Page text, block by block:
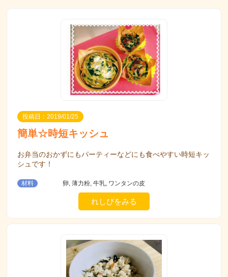
投稿日：2019/01/25
簡単☆時短キッシュ
お弁当のおかずにもパーティーなどにも食べやすい時短キッ
シュです！
材料 卵, 薄力粉, 牛乳, ワンタンの皮
れしぴをみる